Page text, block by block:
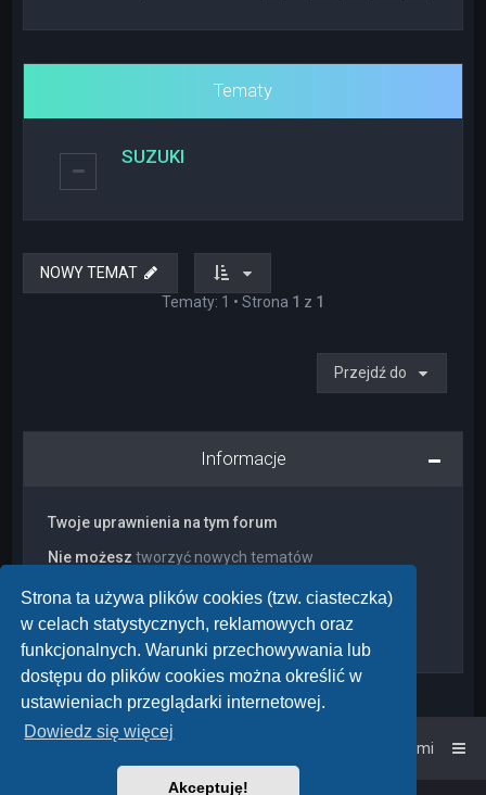
Strona ta używa plików cookies (tzw. ciasteczka)
w celach statystycznych, reklamowych oraz
funkcjonalnych. Warunki przechowywania lub
dostępu do plików cookies można określić w
ustawieniach przeglądarki internetowej.
Dowiedz się więcej
Akceptuję!
Tematy
SUZUKI
NOWY TEMAT
Tematy: 1 • Strona 1 z 1
Przejdź do
Informacje
Twoje uprawnienia na tym forum
Nie możesz tworzyć nowych tematów
Nie możeszzmieniać swoich postów
Nie możesz
usuwać swoich postów
Nie możeszdodawać załączników
Kontakt z nami